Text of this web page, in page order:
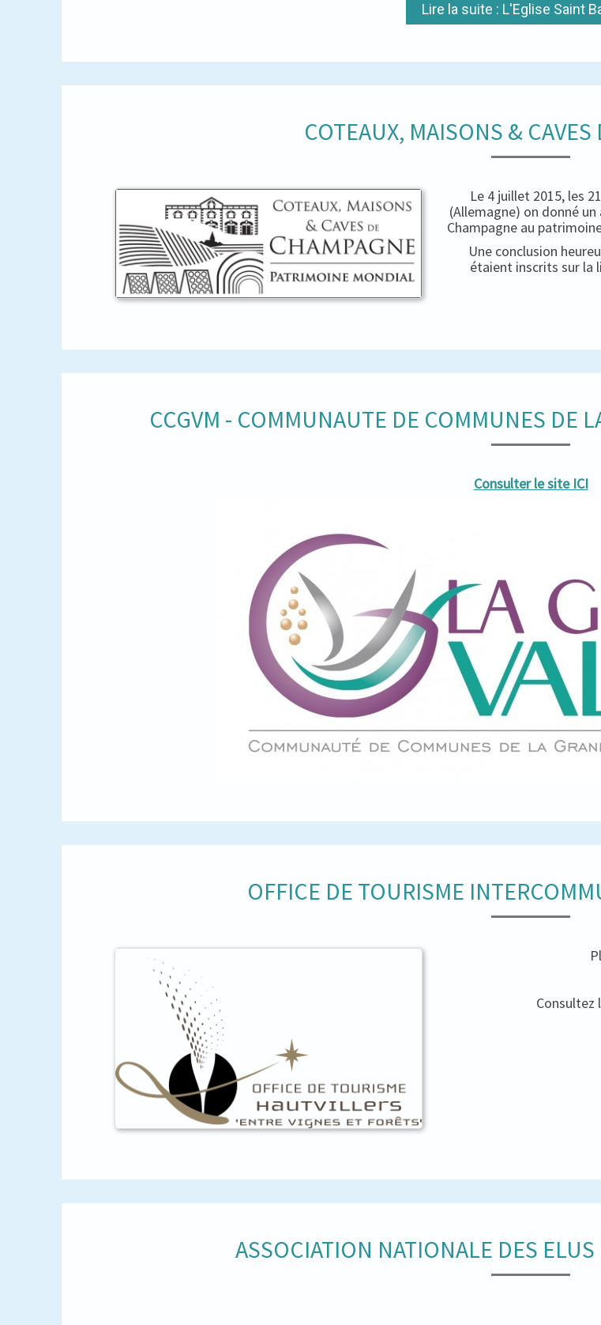
Lire la suite : L'Eglise Saint
COTEAUX, MAISONS &
Le 4 juillet 2015, les
(Allemagne) on donné
Champagne au
Une conclusion
étaient inscrits sur la
CCGVM - COMMUNAUTE DE COMMUNES DE
Consulter le site ICI
OFFICE DE TOURISME
Consultez
ASSOCIATION NATIONALE DES